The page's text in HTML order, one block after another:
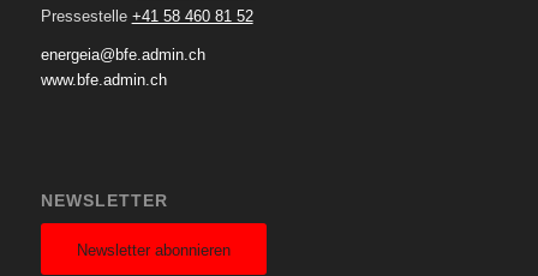
Pressestelle +41 58 460 81 52
energeia@bfe.admin.ch
www.bfe.admin.ch
NEWSLETTER
Newsletter abonnieren